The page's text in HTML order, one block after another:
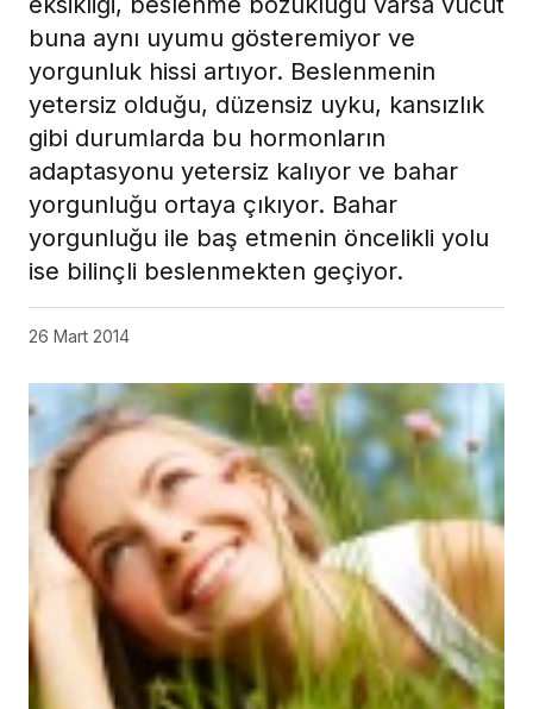
buna aynı uyumu gösteremiyor ve
yorgunluk hissi artıyor. Beslenmenin
yetersiz olduğu, düzensiz uyku, kansızlık
gibi durumlarda bu hormonların
adaptasyonu yetersiz kalıyor ve bahar
yorgunluğu ortaya çıkıyor. Bahar
yorgunluğu ile baş etmenin öncelikli yolu
ise bilinçli beslenmekten geçiyor.
26 Mart 2014